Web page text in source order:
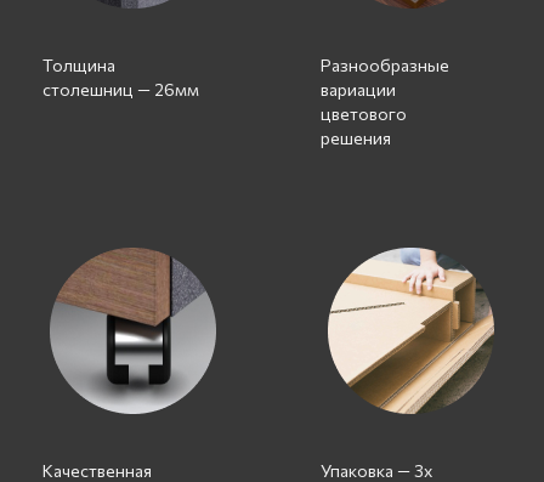
Толщина
столешниц — 26мм
Разнообразные
вариации
цветового
решения
Качественная
Упаковка — 3х